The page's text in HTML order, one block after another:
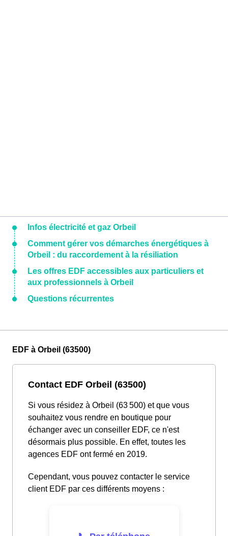
Infos électricité et gaz Orbeil
Comment gérer vos démarches énergétiques à
Orbeil : du raccordement à la résiliation
Les offres EDF accessibles aux particuliers et
aux professionnels à Orbeil
Questions récurrentes
EDF à Orbeil (63500)
Contact EDF Orbeil (63500)
Si vous résidez à Orbeil (63 500) et que vous
souhaitez vous rendre en boutique pour
échanger avec un conseiller EDF, ce n'est
désormais plus possible. En effet, toutes les
agences EDF ont fermé en 2019.
Cependant, vous pouvez contacter le service
client EDF par ces différents moyens :